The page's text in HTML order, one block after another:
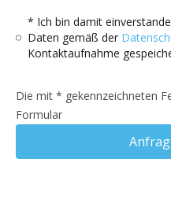
* Ich bin damit
Daten gemäß der
Kontaktaufnahme
Die mit * gekennzeichneten
Formular